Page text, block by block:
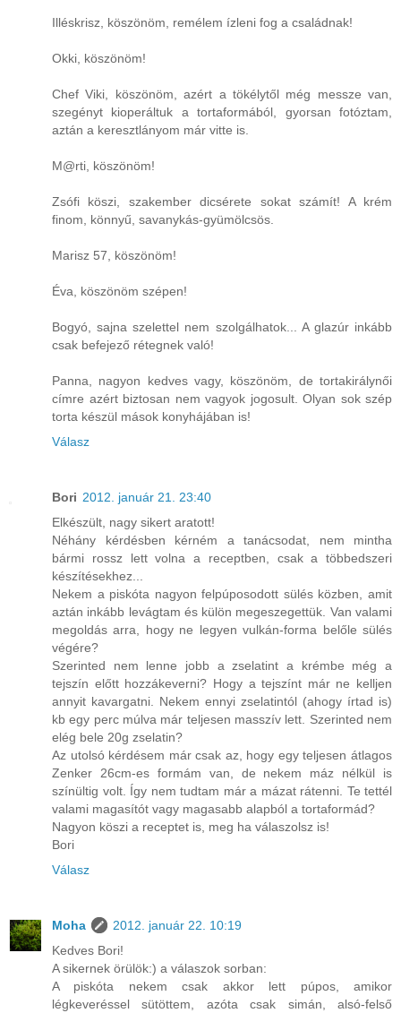
Illéskrisz, köszönöm, remélem ízleni fog a családnak!
Okki, köszönöm!
Chef Viki, köszönöm, azért a tökélytől még messze van,
szegényt kioperáltuk a tortaformából, gyorsan fotóztam,
aztán a keresztlányom már vitte is.
M@rti, köszönöm!
Zsófi köszi, szakember dicsérete sokat számít! A krém
finom, könnyű, savanykás-gyümölcsös.
Marisz 57, köszönöm!
Éva, köszönöm szépen!
Bogyó, sajna szelettel nem szolgálhatok... A glazúr inkább
csak befejező rétegnek való!
Panna, nagyon kedves vagy, köszönöm, de tortakirálynői
címre azért biztosan nem vagyok jogosult. Olyan sok szép
torta készül mások konyhájában is!
Válasz
Bori 2012. január 21. 23:40
Elkészült, nagy sikert aratott!
Néhány kérdésben kérném a tanácsodat, nem mintha
bármi rossz lett volna a receptben, csak a többedszeri
készítésekhez...
Nekem a piskóta nagyon felpúposodott sülés közben, amit
aztán inkább levágtam és külön megeszegettük. Van valami
megoldás arra, hogy ne legyen vulkán-forma belőle sülés
végére?
Szerinted nem lenne jobb a zselatint a krémbe még a
tejszín előtt hozzákeverni? Hogy a tejszínt már ne kelljen
annyit kavargatni. Nekem ennyi zselatintól (ahogy írtad is)
kb egy perc múlva már teljesen masszív lett. Szerinted nem
elég bele 20g zselatin?
Az utolsó kérdésem már csak az, hogy egy teljesen átlagos
Zenker 26cm-es formám van, de nekem máz nélkül is
színültig volt. Így nem tudtam már a mázat rátenni. Te tettél
valami magasítót vagy magasabb alapból a tortaformád?
Nagyon köszi a receptet is, meg ha válaszolsz is!
Bori
Válasz
Moha
2012. január 22. 10:19
Kedves Bori!
A sikernek örülök:) a válaszok sorban:
A piskóta nekem csak akkor lett púpos, amikor
légkeveréssel sütöttem, azóta csak simán, alsó-felső